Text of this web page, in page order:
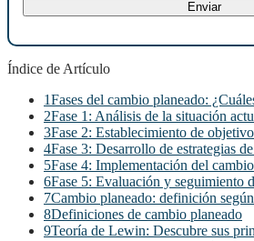
Índice de Artículo
1Fases del cambio planeado:
2Fase 1: Análisis de la situación
3Fase 2: Establecimiento de
4Fase 3: Desarrollo de estrategias
5Fase 4: Implementación del cambio
6Fase 5: Evaluación y seguimiento
7Cambio planeado: definición
8Definiciones de cambio planeado
9Teoría de Lewin: Descubre sus